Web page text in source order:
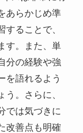
あらかじめ準
ることで、
す。また、単
分の経験や強
を語れるよう
。さらに、
では気づきに
改善点も明確